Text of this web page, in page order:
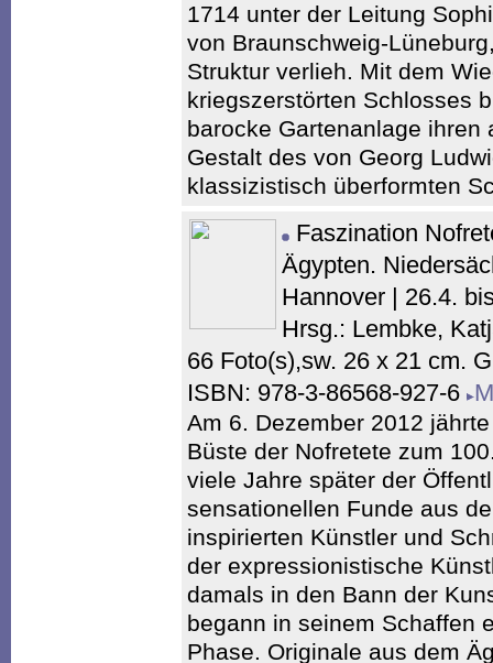
1714 unter der Leitung
von Braunschweig-
Struktur verlieh. Mit dem
kriegszerstörten Schlosses
barocke Gartenanlage ihren
Gestalt des von Georg
klassizistisch überformten
Faszination
Ägypten.
Hannover | 26.4.
Hrsg.: Lembke,
66 Foto(s),sw. 26 x 21 cm.
ISBN: 978-3-86568-927-6
Am 6. Dezember 2012
Büste der Nofretete zum
viele Jahre später der
sensationellen Funde aus
inspirierten Künstler und
der expressionistische
damals in den Bann der
begann in seinem Schaffen
Phase. Originale aus dem